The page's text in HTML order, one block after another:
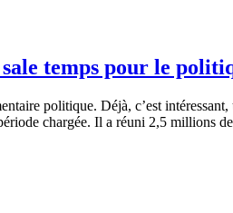
temps pour le
politique. Déjà, c’est
chargée. Il a réuni 2,5 millions